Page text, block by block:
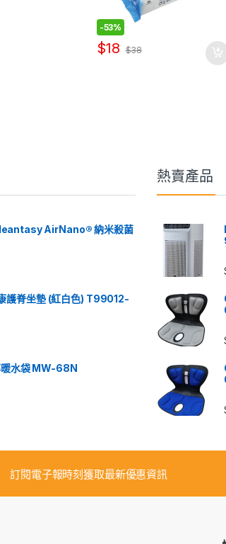
-53%
$18 $38
AirNano® 納米殺菌
護脊坐墊 (紅白色) T99012-
水袋 MW-68N
熱賣產品
訂閱電子報時刻獲取最新優惠資訊